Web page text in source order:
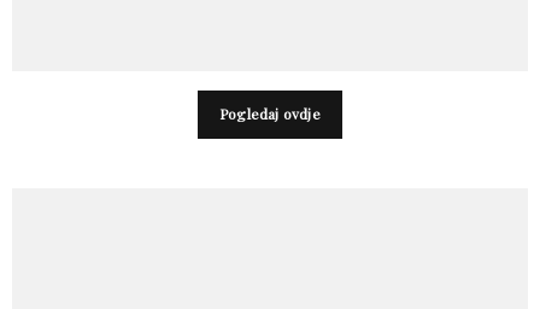
Pogledaj ovdje